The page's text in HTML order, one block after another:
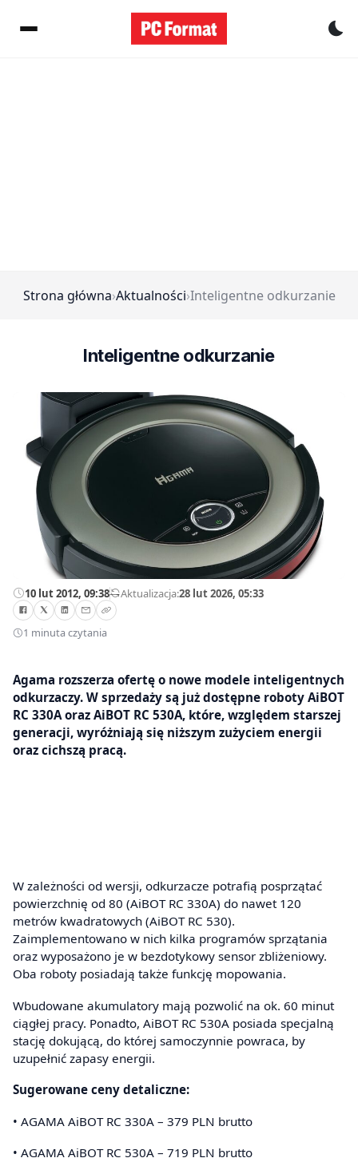
Strona główna›Aktualności›Inteligentne odkurzanie
Inteligentne odkurzanie
10 lut 2012, 09:38—Aktualizacja:28 lut 2026, 05:33
1 minuta czytania
Agama rozszerza ofertę o nowe modele inteligentnych
odkurzaczy. W sprzedaży są już dostępne roboty AiBOT
RC 330A oraz AiBOT RC 530A, które, względem starszej
generacji, wyróżniają się niższym zużyciem energii
oraz cichszą pracą.
W zależności od wersji, odkurzacze potrafią posprzątać
powierzchnię od 80 (AiBOT RC 330A) do nawet 120
metrów kwadratowych (AiBOT RC 530).
Zaimplementowano w nich kilka programów sprzątania
oraz wyposażono je w bezdotykowy sensor zbliżeniowy.
Oba roboty posiadają także funkcję mopowania.
Wbudowane akumulatory mają pozwolić na ok. 60 minut
ciągłej pracy. Ponadto, AiBOT RC 530A posiada specjalną
stację dokującą, do której samoczynnie powraca, by
uzupełnić zapasy energii.
Sugerowane ceny detaliczne:
• AGAMA AiBOT RC 330A – 379 PLN brutto
• AGAMA AiBOT RC 530A – 719 PLN brutto